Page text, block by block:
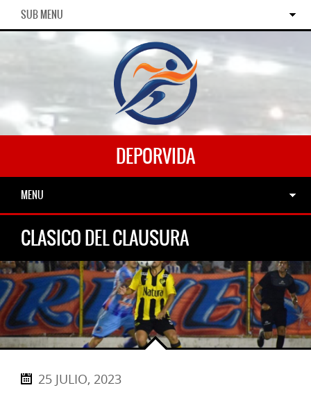
SUB MENU
DEPORVIDA
MENU
CLASICO DEL CLAUSURA
25 JULIO, 2023